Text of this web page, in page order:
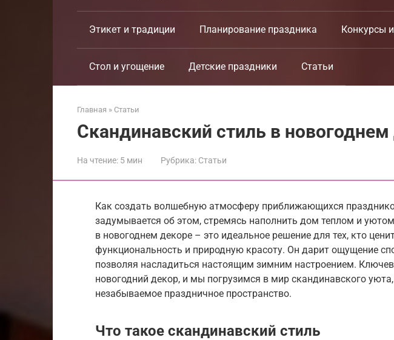
Этикет и традиции Планирование праздника Конкурсы
Стол и угощение Детские праздники Статьи
Главная » Статьи
Скандинавский стиль в новогоднем
На чтение: 5 мин Рубрика: Статьи
Как создать волшебную атмосферу приближающихся
задумывается об этом, стремясь наполнить дом теплом и
в новогоднем декоре – это идеальное решение для тех, кто
функциональность и природную красоту. Он дарит ощущение
позволяя насладиться настоящим зимним настроением.
новогодний декор, и мы погрузимся в мир скандинавского
незабываемое праздничное пространство.
Что такое скандинавский стиль